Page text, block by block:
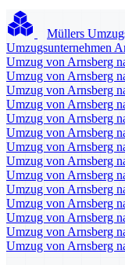
Müllers
Umzugsunternehmen
Umzug von Arnsberg
Umzug von Arnsberg
Umzug von Arnsberg
Umzug von Arnsberg
Umzug von Arnsberg
Umzug von Arnsberg
Umzug von Arnsberg
Umzug von Arnsberg
Umzug von Arnsberg
Umzug von Arnsberg
Umzug von Arnsberg
Umzug von Arnsberg
Umzug von Arnsberg
Umzug von Arnsberg